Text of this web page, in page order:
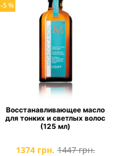
-5 %
Восстанавливающее масло
для тонких и светлых волос
(125 мл)
1374 грн. 1447 грн.